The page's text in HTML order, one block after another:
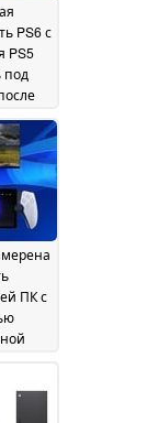
PS6 с
PS5
под
02
ПК с